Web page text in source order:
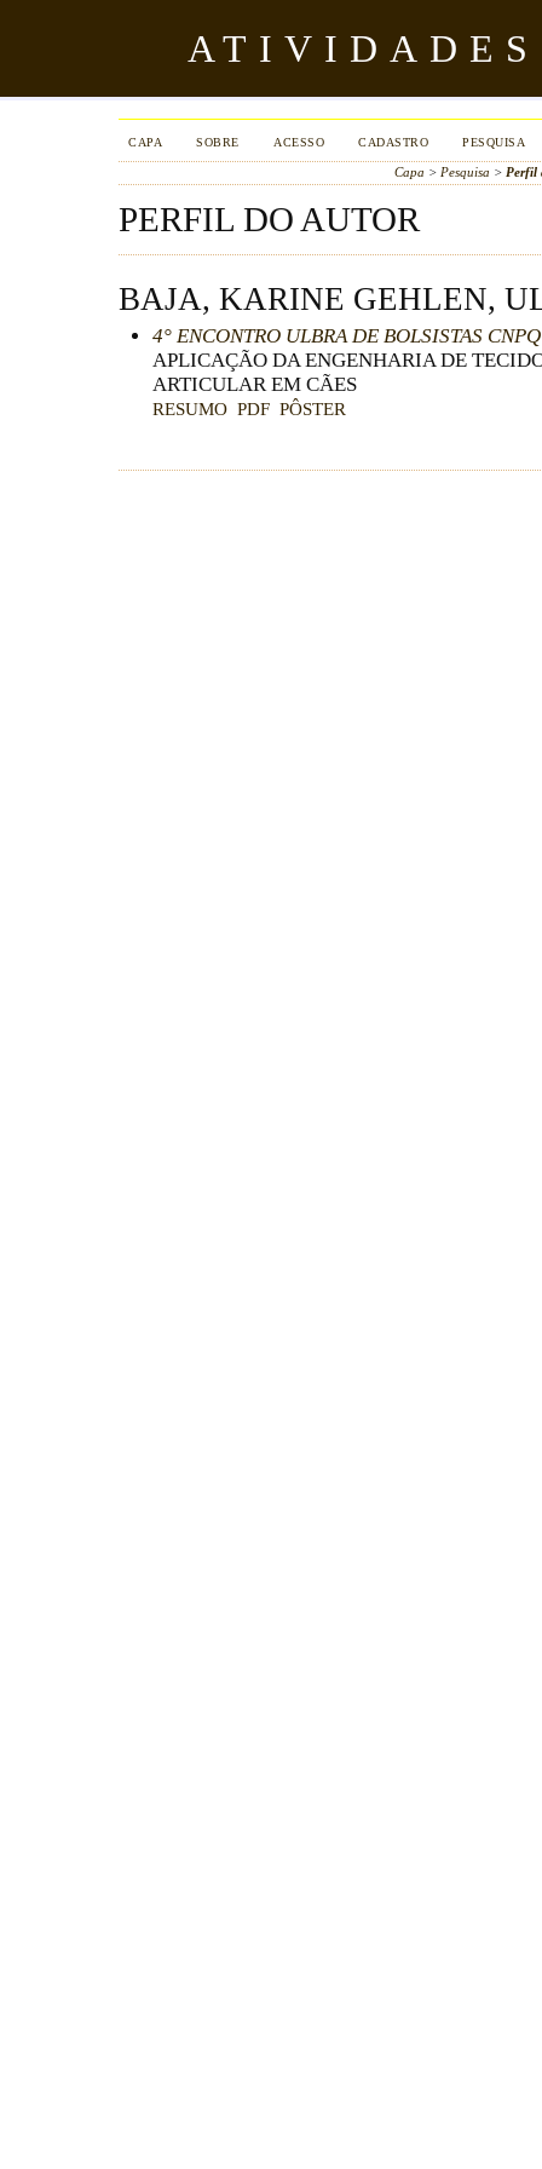
CAPA SOBRE ACESSO CADASTRO PESQUISA
Capa > Pesquisa > Perfil
PERFIL DO AUTOR
BAJA, KARINE GEHLEN,
4° ENCONTRO ULBRA DE BOLSISTAS
APLICAÇÃO DA ENGENHARIA DE
ARTICULAR EM CÃES
RESUMO PDF PÔSTER